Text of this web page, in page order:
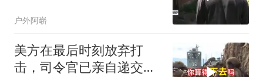
户外阿崭
美方在最后时刻放弃打
击，司令官已亲自递交文